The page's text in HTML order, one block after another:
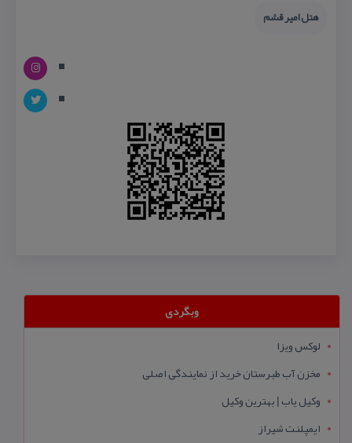
هتل امیر قشم
وبگردی
لوکس ویزا
مخزن آب طبرستان خرید از نمایندگی اصلی
وکیل یاب | بهترین وکیل
ایمپلنت شیراز